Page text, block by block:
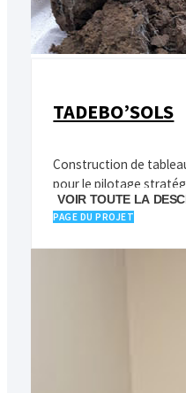
TADEBO’SOLS
Construction de
pour le pilotage
de la fertilité des sols
cultures
VOIR TOUTE LA
PAGE DU PROJET